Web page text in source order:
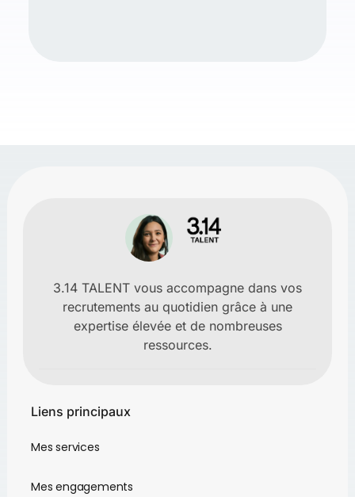
3.14 TALENT vous accompagne dans vos
recrutements au quotidien grâce à une
expertise élevée et de nombreuses
ressources.
Liens principaux
Mes services
Mes engagements